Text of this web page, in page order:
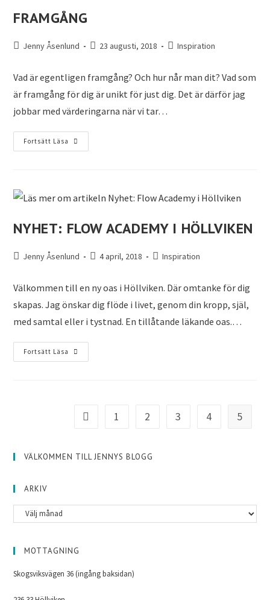
FRAMGÅNG
Jenny Åsenlund 23 augusti, 2018 Inspiration
Vad är egentligen framgång? Och hur når man dit? Vad som
är framgång för dig är unikt för just dig. Det är därför jag
jobbar med värderingarna när vi tar…
Fortsätt Läsa
NYHET: FLOW ACADEMY I HÖLLVIKEN
Jenny Åsenlund 4 april, 2018 Inspiration
Välkommen till en ny oas i Höllviken. Där omtanke för dig
skapas. Jag önskar dig flöde i livet, genom din kropp, själ,
med samtal eller i tystnad. En tillåtande läkande oas.…
Fortsätt Läsa
1 2 3 4 5
VÄLKOMMEN TILL JENNYS BLOGG
ARKIV
MOTTAGNING
Skogsviksvägen 36 (ingång baksidan)